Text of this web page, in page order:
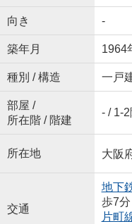
向き -
築年月 1964
種別 / 構造 一戸
部屋 /
所在階 / 階建
- / 1-
所在地 大阪
交通
地下
歩7分
片町